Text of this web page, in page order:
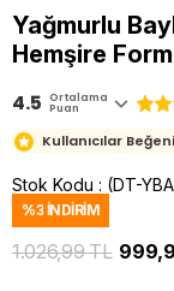
Yağmurlu
Hemşire
4.5 Ortalama
Puan
Kullanıcılar
Stok Kodu (DT-
%3 İNDIRIM
1.026,99 TL